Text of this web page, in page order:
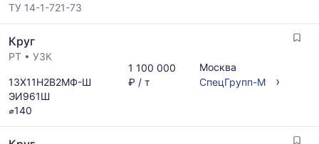
ТУ 14-1-721-73
Круг
РТ • УЗК
13Х11Н2В2МФ-Ш
ЭИ961Ш
⌀140
1 100 000
₽ / т
Москва
СпецГрупп-М
›